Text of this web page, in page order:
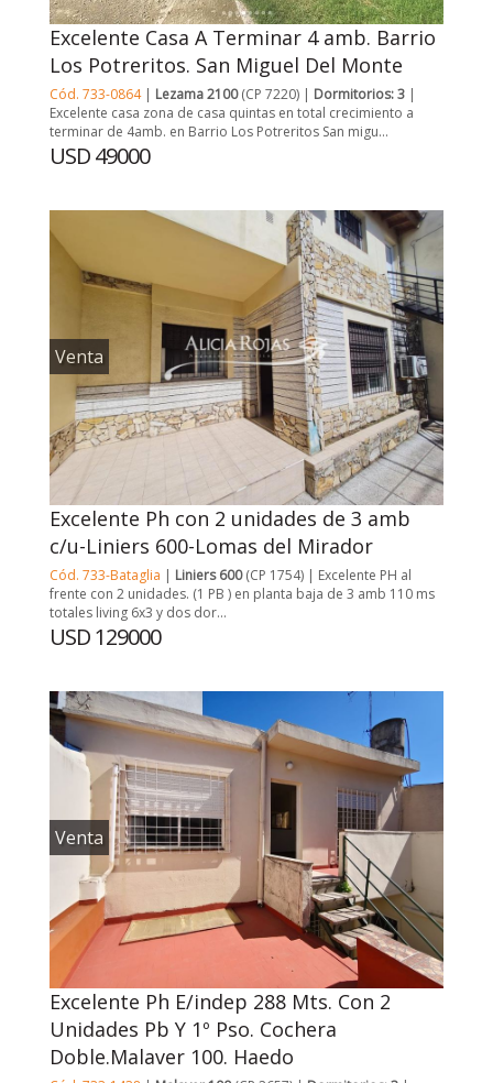
Excelente Casa A Terminar 4 amb. Barrio
Los Potreritos. San Miguel Del Monte
Cód. 733-0864| Lezama 2100(CP 7220) | Dormitorios: 3 |
Excelente casa zona de casa quintas en total crecimiento a
terminar de 4amb. en Barrio Los Potreritos San migu...
USD 49000
Venta
Excelente Ph con 2 unidades de 3 amb
c/u-Liniers 600-Lomas del Mirador
Cód. 733-Bataglia | Liniers 600(CP 1754) | Excelente PH al
frente con 2 unidades. (1 PB ) en planta baja de 3 amb 110 ms
totales living 6x3 y dos dor...
USD 129000
Venta
Excelente Ph E/indep 288 Mts. Con 2
Unidades Pb Y 1º Pso. Cochera
Doble.Malaver 100. Haedo